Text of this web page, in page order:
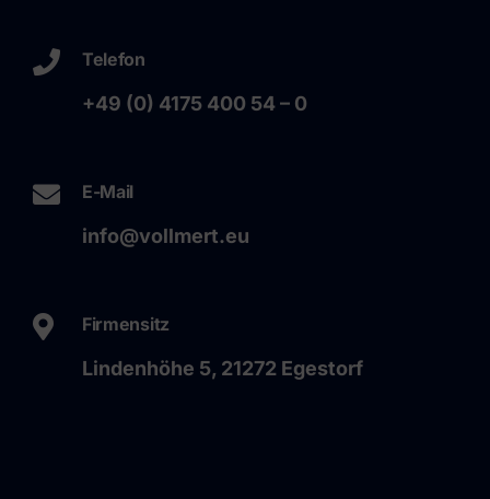
Telefon
+49 (0) 4175 400 54 – 0
E-Mail
info@vollmert.eu
Firmensitz
Lindenhöhe 5, 21272 Egestorf